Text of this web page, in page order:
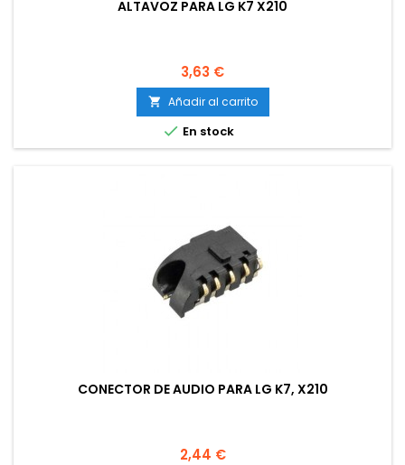
ALTAVOZ PARA LG K7 X210
Precio
3,63 €
 Añadir al carrito
 En stock
CONECTOR DE AUDIO PARA LG K7, X210
Precio
2,44 €